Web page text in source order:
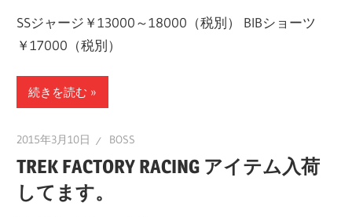
SSジャージ￥13000～18000（税別） BIBショーツ
￥17000（税別）
続きを読む
2015年3月10日 BOSS
TREK FACTORY RACING アイテム入荷
してます。